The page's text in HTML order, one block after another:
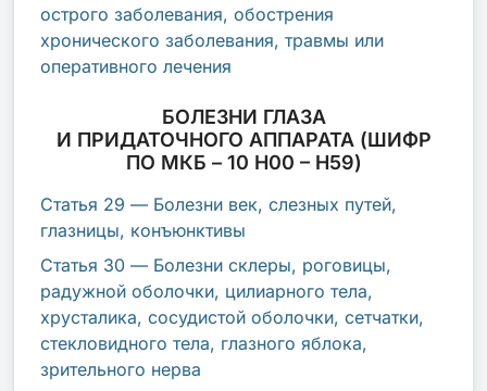
острого заболевания, обострения
хронического заболевания, травмы или
оперативного лечения
БОЛЕЗНИ ГЛАЗА
И ПРИДАТОЧНОГО АППАРАТА (ШИФР
ПО МКБ – 10 H00 – H59)
Статья 29 — Болезни век, слезных путей,
глазницы, конъюнктивы
Статья 30 — Болезни склеры, роговицы,
радужной оболочки, цилиарного тела,
хрусталика, сосудистой оболочки, сетчатки,
стекловидного тела, глазного яблока,
зрительного нерва